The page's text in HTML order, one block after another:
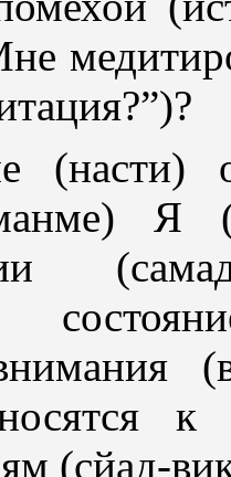
(насти)
(сйад-